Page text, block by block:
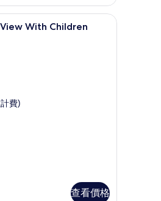
品、客房內保險箱
高級寢具、羽絨被、免費迷你吧物品、客房內
With Children
費)
查看價格